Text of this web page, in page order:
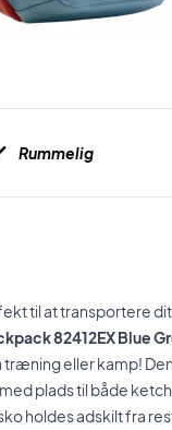
Rummelig
til at transportere
82412EX Blue
eller kamp!
plads til både
holdes adskilt fra